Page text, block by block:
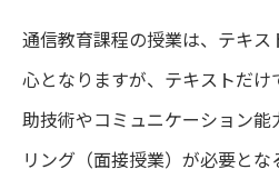
通信教育課程の授業は、テキ
心となりますが、テキストだ
助技術やコミュニケーション
リング（面接授業）が必要とな